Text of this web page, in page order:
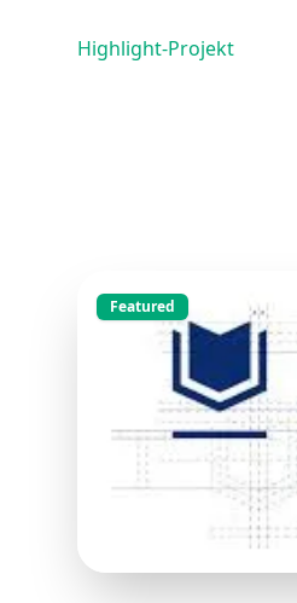
Highlight-Projekt
Featured